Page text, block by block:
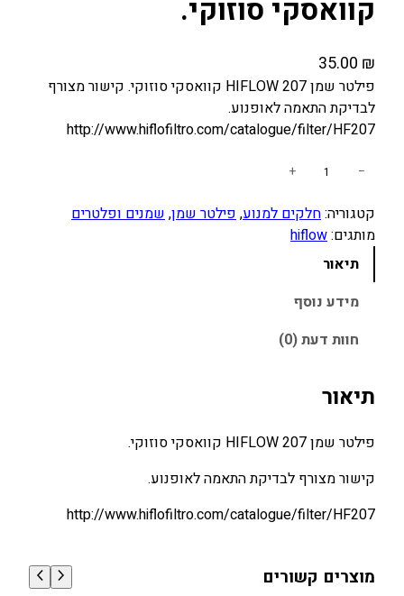
קוואסקי סוזוקי.
35.00 ₪
פילטר שמן HIFLOW 207 קוואסקי סוזוקי. קישור מצורף
לבדיקת התאמה לאופנוע.
http://www.hiflofiltro.com/catalogue/filter/HF207
ו
ת
ל
ר
ש
ן
H
F
W
−
+
קטגוריה:חלקים למנוע, פילטר שמן, שמנים ופלטרים
מותגים:hiflow
תיאור
מידע נוסף
חוות דעת (0)
תיאור
פילטר שמן HIFLOW 207 קוואסקי סוזוקי.
קישור מצורף לבדיקת התאמה לאופנוע.
http://www.hiflofiltro.com/catalogue/filter/HF207
מוצרים קשורים